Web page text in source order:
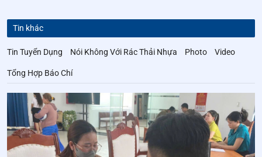
Tin khác
Tin Tuyển Dụng Nói Không Với Rác Thải Nhựa Photo Video
Tổng Hợp Báo Chí